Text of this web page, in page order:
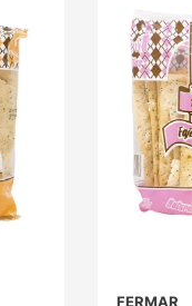
FERMAR